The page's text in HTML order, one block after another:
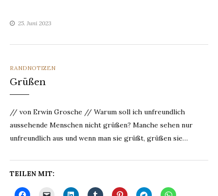
25. Juni 2023
CATEGORIES
RANDNOTIZEN
Grüßen
// von Erwin Grosche // Warum soll ich unfreundlich
aussehende Menschen nicht grüßen? Manche sehen nur
unfreundlich aus und wenn man sie grüßt, grüßen sie…
TEILEN MIT: